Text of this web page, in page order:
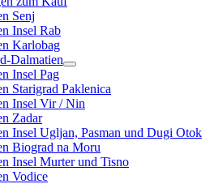
Senj
Insel Rab
Karlobag
Dalmatien
Insel Pag
Starigrad Paklenica
Insel Vir / Nin
Zadar
Insel Ugljan, Pasman und Dugi Otok
Biograd na Moru
Insel Murter und Tisno
Vodice